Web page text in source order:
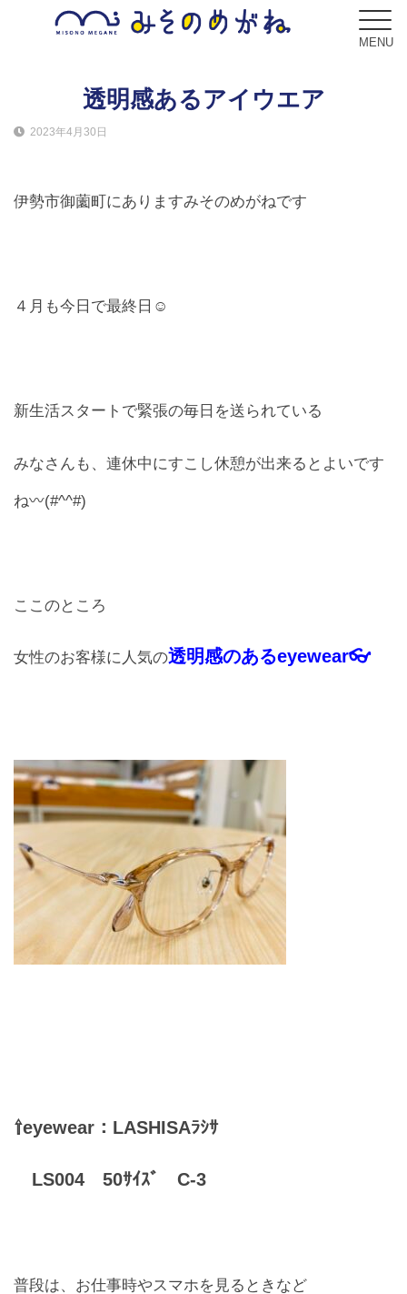
MENU
サービス
Service
Lens
キッズ
Sun Glasses
補聴器
よくあるご質問
Q＆A
お問合せ
透明感あるアイウエア
2023年4月30日
伊勢市御薗町にありますみそのめがねです
４月も今日で最終日☺
新生活スタートで緊張の毎日を送られている
みなさんも、連休中にすこし休憩が出来るとよいです
ね〰(#^^#)
ここのところ
女性のお客様に人気の透明感のあるeyewear👓
⇧eyewear：LASHISAﾗｼｻ
LS004 50ｻｲｽﾞ C-3
普段は、お仕事時やスマホを見るときなど